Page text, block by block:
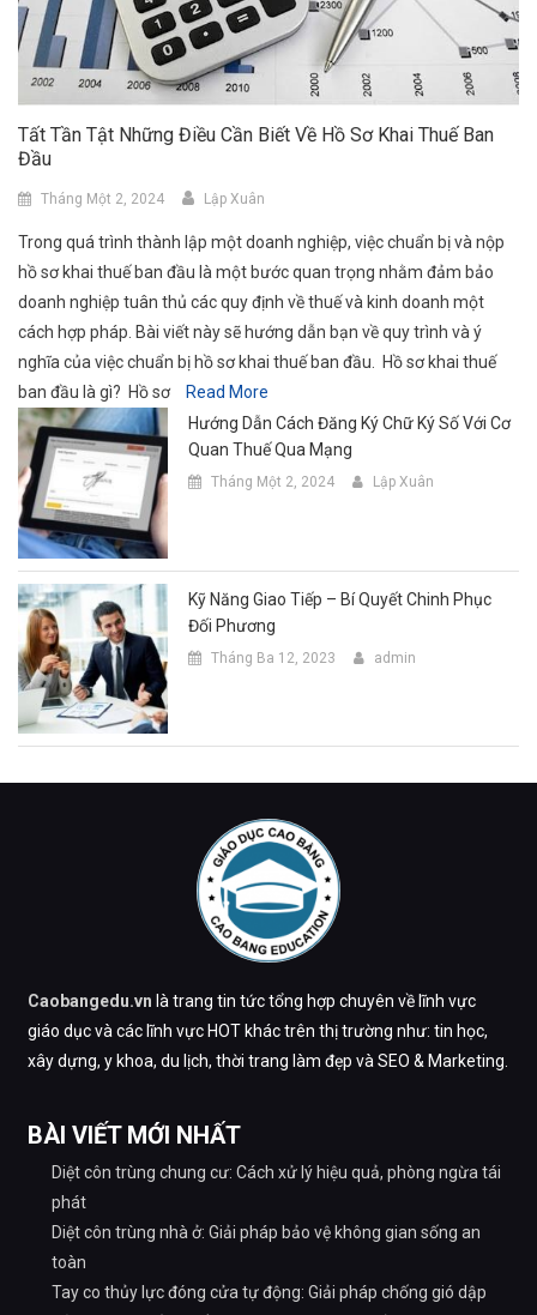
Tất Tần Tật Những Điều Cần Biết Về Hồ Sơ Khai Thuế Ban
Đầu
Tháng Một 2, 2024 Lập Xuân
Trong quá trình thành lập một doanh nghiệp, việc chuẩn bị và nộp
hồ sơ khai thuế ban đầu là một bước quan trọng nhằm đảm bảo
doanh nghiệp tuân thủ các quy định về thuế và kinh doanh một
cách hợp pháp. Bài viết này sẽ hướng dẫn bạn về quy trình và ý
nghĩa của việc chuẩn bị hồ sơ khai thuế ban đầu. Hồ sơ khai thuế
ban đầu là gì? Hồ sơ
Read More
Hướng Dẫn Cách Đăng Ký Chữ Ký Số Với Cơ
Quan Thuế Qua Mạng
Tháng Một 2, 2024 Lập Xuân
Kỹ Năng Giao Tiếp – Bí Quyết Chinh Phục
Đối Phương
Tháng Ba 12, 2023 admin
Caobangedu.vn là trang tin tức tổng hợp chuyên về lĩnh vực
giáo dục và các lĩnh vực HOT khác trên thị trường như: tin học,
xây dựng, y khoa, du lịch, thời trang làm đẹp và SEO & Marketing.
BÀI VIẾT MỚI NHẤT
Diệt côn trùng chung cư: Cách xử lý hiệu quả, phòng ngừa tái
phát
Diệt côn trùng nhà ở: Giải pháp bảo vệ không gian sống an
toàn
Tay co thủy lực đóng cửa tự động: Giải pháp chống gió dập